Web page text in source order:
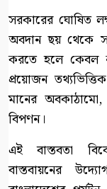
সরকারের ঘোষিত
অবদান ছয় থেকে
করতে হলে কেবল
প্রয়োজন
মানের অবকাঠামো,
বিপণন।
এই বাস্তবতা
বাস্তবায়নের